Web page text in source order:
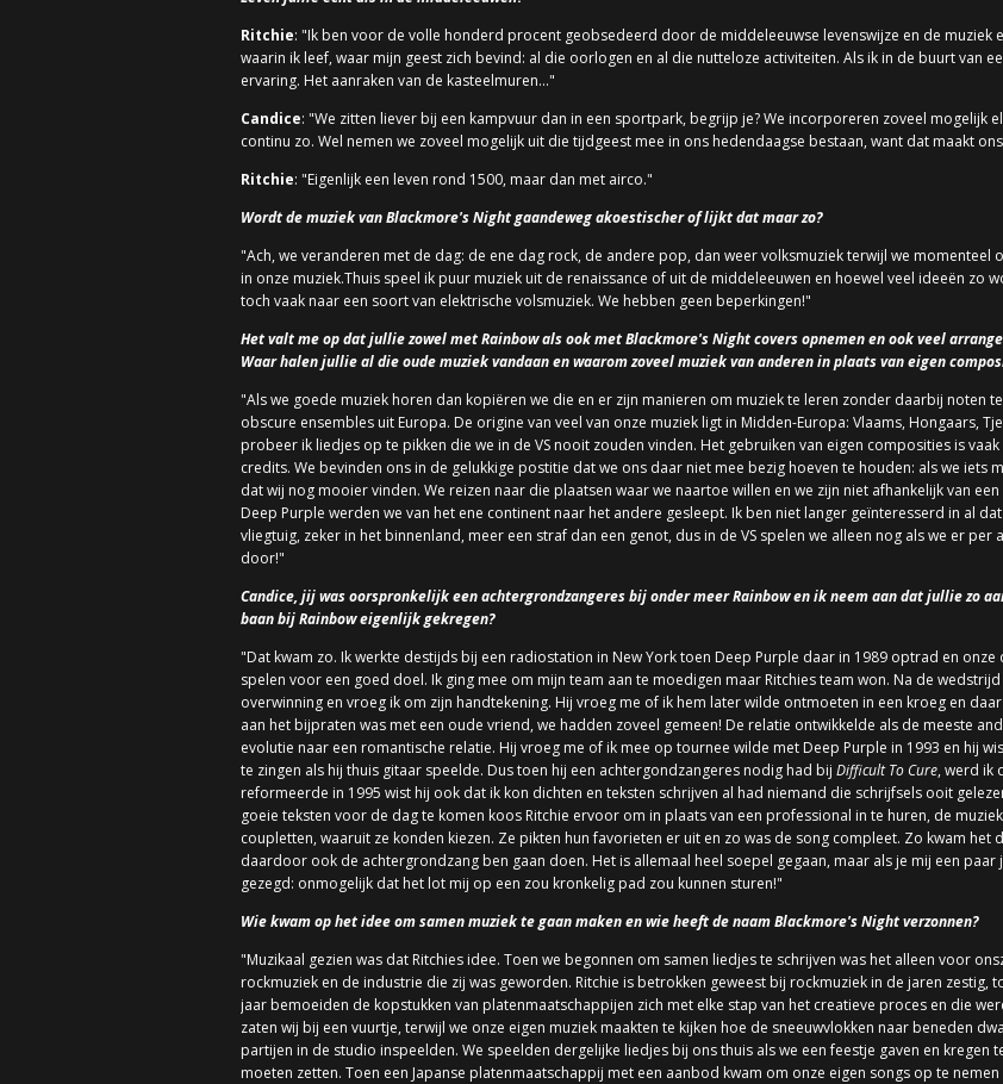
Ritchie: "Ik ben voor de volle honderd procent geobsedeerd door de middeleeuwse levenswijze en de muziek
waarin ik leef, waar mijn geest zich bevind: al die oorlogen en al die nutteloze activiteiten. Als ik in de buurt van
ervaring. Het aanraken van de kasteelmuren..."
Candice: "We zitten liever bij een kampvuur dan in een sportpark, begrijp je? We incorporeren zoveel mogelijk
continu zo. Wel nemen we zoveel mogelijk uit die tijdgeest mee in ons hedendaagse bestaan, want dat maakt
Ritchie: "Eigenlijk een leven rond 1500, maar dan met airco."
Wordt de muziek van Blackmore's Night gaandeweg akoestischer of lijkt dat maar zo?
"Ach, we veranderen met de dag: de ene dag rock, de andere pop, dan weer volksmuziek terwijl we
in onze muziek.Thuis speel ik puur muziek uit de renaissance of uit de middeleeuwen en hoewel veel ideeën
toch vaak naar een soort van elektrische volsmuziek. We hebben geen beperkingen!"
Het valt me op dat jullie zowel met Rainbow als ook met Blackmore's Night covers opnemen en ook veel
Waar halen jullie al die oude muziek vandaan en waarom zoveel muziek van anderen in plaats van eigen
"Als we goede muziek horen dan kopiëren we die en er zijn manieren om muziek te leren zonder daarbij noten
obscure ensembles uit Europa. De origine van veel van onze muziek ligt in Midden-Europa: Vlaams, Hongaars,
probeer ik liedjes op te pikken die we in de VS nooit zouden vinden. Het gebruiken van eigen composities is
credits. We bevinden ons in de gelukkige postitie dat we ons daar niet mee bezig hoeven te houden: als we iets
dat wij nog mooier vinden. We reizen naar die plaatsen waar we naartoe willen en we zijn niet afhankelijk van
Deep Purple werden we van het ene continent naar het andere gesleept. Ik ben niet langer geïnteresserd in al
vliegtuig, zeker in het binnenland, meer een straf dan een genot, dus in de VS spelen we alleen nog als we er
door!"
Candice, jij was oorspronkelijk een achtergrondzangeres bij onder meer Rainbow en ik neem aan dat jullie zo
baan bij Rainbow eigenlijk gekregen?
"Dat kwam zo. Ik werkte destijds bij een radiostation in New York toen Deep Purple daar in 1989 optrad en
spelen voor een goed doel. Ik ging mee om mijn team aan te moedigen maar Ritchies team won. Na de
overwinning en vroeg ik om zijn handtekening. Hij vroeg me of ik hem later wilde ontmoeten in een kroeg en
aan het bijpraten was met een oude vriend, we hadden zoveel gemeen! De relatie ontwikkelde als de meeste
evolutie naar een romantische relatie. Hij vroeg me of ik mee op tournee wilde met Deep Purple in 1993 en hij
te zingen als hij thuis gitaar speelde. Dus toen hij een achtergondzangeres nodig had bij Difficult To Cure, werd ik
reformeerde in 1995 wist hij ook dat ik kon dichten en teksten schrijven al had niemand die schrijfsels ooit
goeie teksten voor de dag te komen koos Ritchie ervoor om in plaats van een professional in te huren, de
coupletten, waaruit ze konden kiezen. Ze pikten hun favorieten er uit en zo was de song compleet. Zo kwam
daardoor ook de achtergrondzang ben gaan doen. Het is allemaal heel soepel gegaan, maar als je mij een
gezegd: onmogelijk dat het lot mij op een zou kronkelig pad zou kunnen sturen!"
Wie kwam op het idee om samen muziek te gaan maken en wie heeft de naam Blackmore's Night verzonnen?
"Muzikaal gezien was dat Ritchies idee. Toen we begonnen om samen liedjes te schrijven was het alleen voor
rockmuziek en de industrie die zij was geworden. Ritchie is betrokken geweest bij rockmuziek in de jaren
jaar bemoeiden de kopstukken van platenmaatschappijen zich met elke stap van het creatieve proces en die
zaten wij bij een vuurtje, terwijl we onze eigen muziek maakten te kijken hoe de sneeuwvlokken naar beneden
partijen in de studio inspeelden. We speelden dergelijke liedjes bij ons thuis als we een feestje gaven en kregen
moeten zetten. Toen een Japanse platenmaatschappij met een aanbod kwam om onze eigen songs op te